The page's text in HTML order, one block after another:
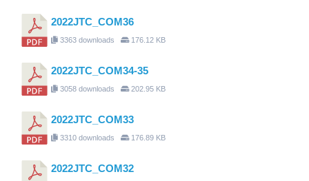
2022JTC_COM36
3363 downloads 176.12 KB
2022JTC_COM34-35
3058 downloads 202.95 KB
2022JTC_COM33
3310 downloads 176.89 KB
2022JTC_COM32